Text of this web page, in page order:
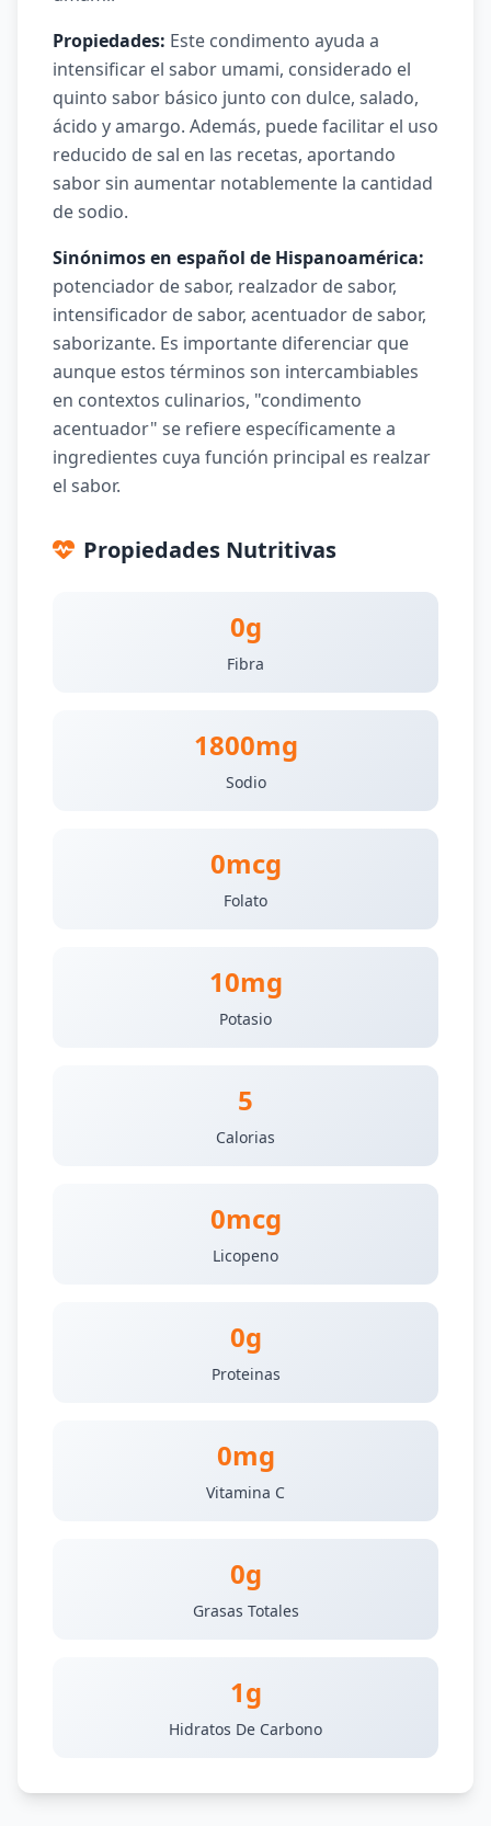
Propiedades: Este condimento ayuda a
intensificar el sabor umami, considerado el
quinto sabor básico junto con dulce, salado,
ácido y amargo. Además, puede facilitar el uso
reducido de sal en las recetas, aportando
sabor sin aumentar notablemente la cantidad
de sodio.
Sinónimos en español de Hispanoamérica:
potenciador de sabor, realzador de sabor,
intensificador de sabor, acentuador de sabor,
saborizante. Es importante diferenciar que
aunque estos términos son intercambiables
en contextos culinarios, "condimento
acentuador" se refiere específicamente a
ingredientes cuya función principal es realzar
el sabor.
Propiedades Nutritivas
0g
Fibra
1800mg
Sodio
0mcg
Folato
10mg
Potasio
5
Calorias
0mcg
Licopeno
0g
Proteinas
0mg
Vitamina C
0g
Grasas Totales
1g
Hidratos De Carbono